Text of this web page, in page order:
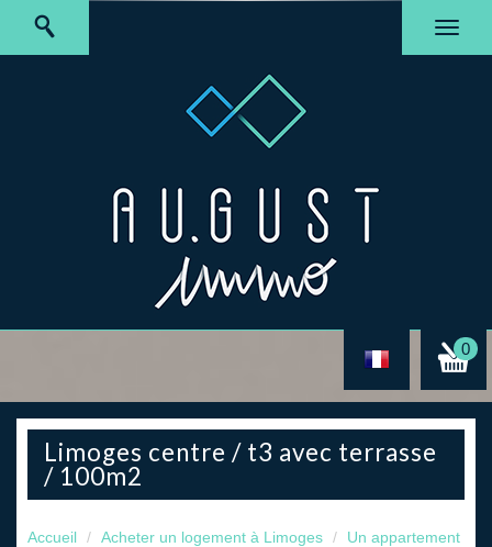
0
limoges centre / t3 avec terrasse
/ 100m2
Accueil Acheter un logement à Limoges
Un appartement